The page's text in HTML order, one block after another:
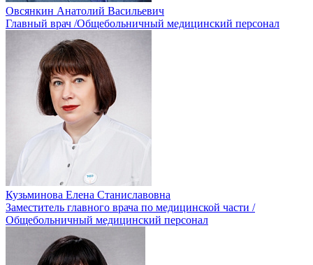
Овсянкин Анатолий Васильевич
Главный врач /Общебольничный медицинский персонал
Кузьминова Елена Станиславовна
Заместитель главного врача по медицинской части /
Общебольничный медицинский персонал